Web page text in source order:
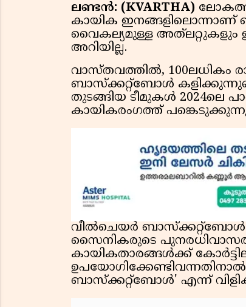
ലണ്ടൻ: (KVARTHA)
കായിക ഇനങ്ങളിലൊന്നാണ്
വൈകല്യമുള്ള അത്‌ലറ്റുകളും
അറിയില്ല.
വാസ്തവത്തിൽ, 100ലധികം
ബാസ്‌ക്കറ്റ്‌ബോൾ
തുടങ്ങിയ ടീമുകൾ 2024ലെ
കായികരംഗത്ത്
വീൽചെയർ ബാസ്‌ക്കറ്റ്‌ബോൾ
സൈനികരുടെ
കായികതാരങ്ങൾക്ക്
ബാസ്‌ക്കറ്റ്‌ബോൾ' എന്ന്